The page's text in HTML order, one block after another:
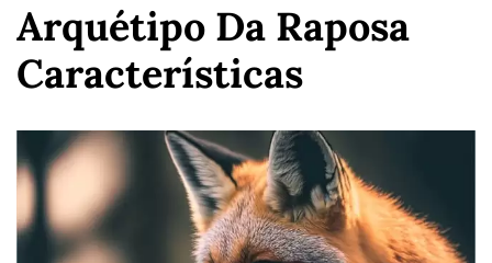
Arquétipo Da Raposa
Características